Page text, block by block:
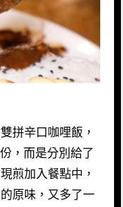
拼辛口咖哩飯，
，而是分別給了
煎加入餐點中，
原味，又多了一